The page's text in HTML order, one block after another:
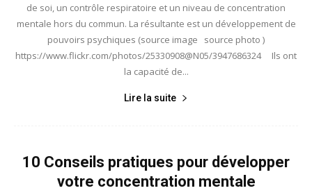
de soi, un contrôle respiratoire et un niveau de concentration
mentale hors du commun. La résultante est un développement de
pouvoirs psychiques (source image source photo )
https://www.flickr.com/photos/25330908@N05/3947686324 Ils ont
la capacité de...
Lire la suite
10 Conseils pratiques pour développer
votre concentration mentale